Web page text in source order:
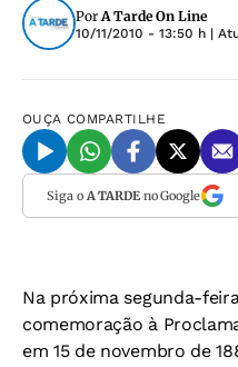
PorA Tarde On Line
10/11/2010 - 13:50 h |
OUÇA COMPARTILHE
Siga o A TARDEno Google
Na próxima segunda-
comemoração à
em 15 de novembro de